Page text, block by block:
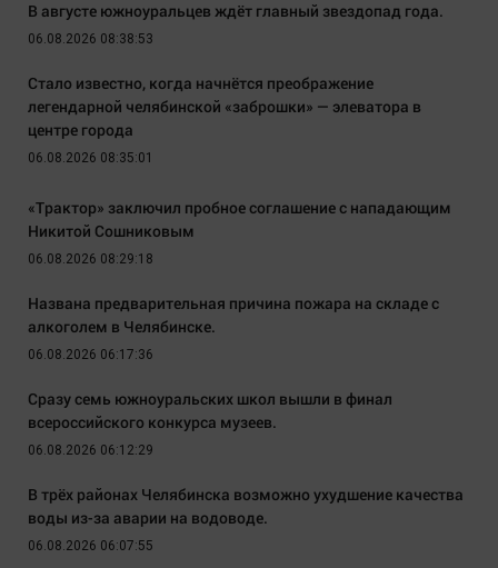
В августе южноуральцев ждёт главный звездопад года.
06.08.2026 08:38:53
Стало известно, когда начнётся преображение
легендарной челябинской «заброшки» — элеватора в
центре города
06.08.2026 08:35:01
«Трактор» заключил пробное соглашение с нападающим
Никитой Сошниковым
06.08.2026 08:29:18
Названа предварительная причина пожара на складе с
алкоголем в Челябинске.
06.08.2026 06:17:36
Сразу семь южноуральских школ вышли в финал
всероссийского конкурса музеев.
06.08.2026 06:12:29
В трёх районах Челябинска возможно ухудшение качества
воды из-за аварии на водоводе.
06.08.2026 06:07:55